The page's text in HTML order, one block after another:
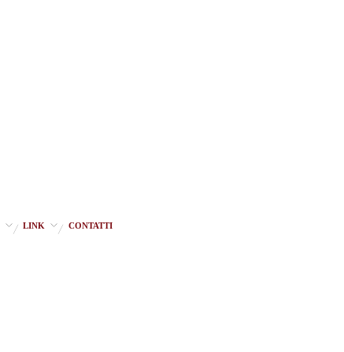
LINK CONTATTI